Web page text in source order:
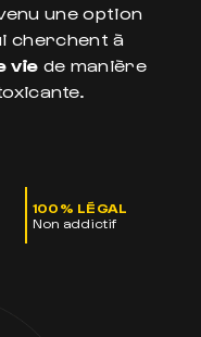
une option
cherchent à
vie de manière
100% LÉGAL
Non addictif